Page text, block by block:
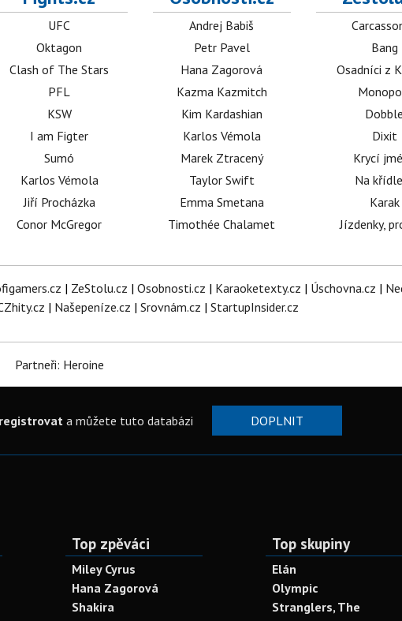
UFC
Oktagon
Clash of The Stars
PFL
KSW
I am Figter
Sumó
Karlos Vémola
Jiří Procházka
Conor McGregor
Andrej Babiš
Petr Pavel
Hana Zagorová
Kazma Kazmitch
Kim Kardashian
Karlos Vémola
Marek Ztracený
Taylor Swift
Emma Smetana
Timothée Chalamet
Bang
Osadníci z
Dobble
Dixit
Krycí
Na
Karak
Jízdenky,
| ZeStolu.cz | Osobnosti.cz | Karaoketexty.cz | Úschovna.cz |
| Našepeníze.cz | Srovnám.cz | StartupInsider.cz
Partneři: Heroine
a můžete tuto databázi DOPLNIT
Top zpěváci
Miley Cyrus
Hana Zagorová
Shakira
Top skupiny
Elán
Olympic
Stranglers, The